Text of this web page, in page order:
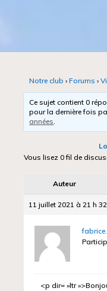
Notre club › Forums ›
Ce sujet contient 0
pour la dernière fois
années.
Vous lisez 0 fil de
Auteur
11 juillet 2021 à 21 h
<p dir= »ltr